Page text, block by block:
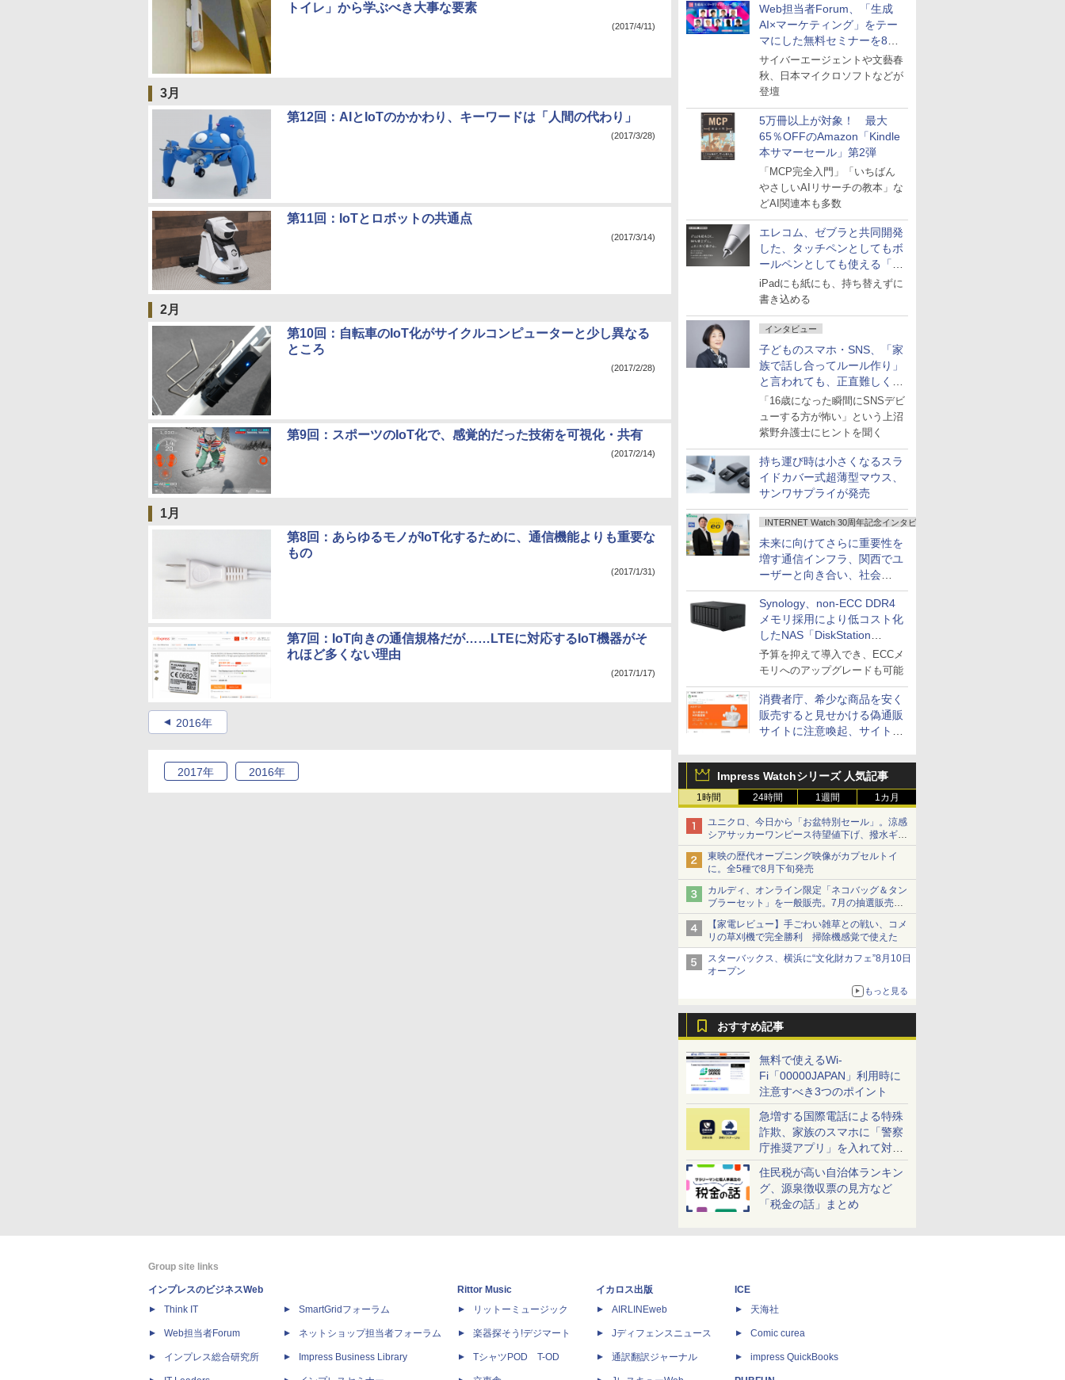
Web担当者Forum、「生成
AI×マーケティング」をテー
マにした無料セミナーを8月
27日にオンライン開催
サイバーエージェントや文藝春
秋、日本マイクロソフトなどが
登壇
5万冊以上が対象！ 最大
65％OFFのAmazon「Kindle
本サマーセール」第2弾
「MCP完全入門」「いちばん
やさしいAIリサーチの教本」な
どAI関連本も多数
エレコム、ゼブラと共同開発
した、タッチペンとしてもボ
ールペンとしても使える「ス
タイラスツーウェイ」発売
iPadにも紙にも、持ち替えずに
書き込める
インタビュー
子どものスマホ・SNS、「家
族で話し合ってルール作り」
と言われても、正直難しくな
いですか？
「16歳になった瞬間にSNSデビ
ューする方が怖い」という上沼
紫野弁護士にヒントを聞く
持ち運び時は小さくなるスラ
イドカバー式超薄型マウス、
サンワサプライが発売
INTERNET Watch 30周年記念インタビュー
未来に向けてさらに重要性を
増す通信インフラ、関西でユ
ーザーと向き合い、社会
の“あたらしい”を起動し続け
る～オプテージ
Synology、non-ECC DDR4
メモリ採用により低コスト化
したNAS「DiskStation
neo+」シリーズ
予算を抑えて導入でき、ECCメ
モリへのアップグレードも可能
消費者庁、希少な商品を安く
販売すると見せかける偽通販
サイトに注意喚起、サイト名
Impress Watchシリーズ 人気記事
1時間 24時間 1週間 1カ月
ユニクロ、今日から「お盆特別セール」。涼感
シアサッカーワンピース待望値下げ、撥水ギア
ショーツは1990円に
東映の歴代オープニング映像がカプセルトイ
に。全5種で8月下旬発売
カルディ、オンライン限定「ネコバッグ＆タン
ブラーセット」を一般販売。7月の抽選販売の
当選無効分
【家電レビュー】手ごわい雑草との戦い、コメ
リの草刈機で完全勝利 掃除機感覚で使えた
スターバックス、横浜に“文化財カフェ”8月10日
オープン
もっと見る
おすすめ記事
無料で使えるWi-
Fi「00000JAPAN」利用時に
注意すべき3つのポイント
急増する国際電話による特殊
詐欺、家族のスマホに「警察
庁推奨アプリ」を入れて対策
しよう！
住民税が高い自治体ランキン
グ、源泉徴収票の見方など
「税金の話」まとめ
トイレ」から学ぶべき大事な要素
(2017/4/11)
3月
第12回：AIとIoTのかかわり、キーワードは「人間の代わり」
(2017/3/28)
第11回：IoTとロボットの共通点
(2017/3/14)
2月
第10回：自転車のIoT化がサイクルコンピューターと少し異なる
ところ
(2017/2/28)
第9回：スポーツのIoT化で、感覚的だった技術を可視化・共有
(2017/2/14)
1月
第8回：あらゆるモノがIoT化するために、通信機能よりも重要な
もの
(2017/1/31)
第7回：IoT向きの通信規格だが……LTEに対応するIoT機器がそ
れほど多くない理由
(2017/1/17)
2016年
2017年 2016年
Group site links
インプレスのビジネスWeb
Think IT
Web担当者Forum
インプレス総合研究所
SmartGridフォーラム
ネットショップ担当者フォーラム
Impress Business Library
Rittor Music
リットーミュージック
楽器探そう!デジマート
TシャツPOD T-OD
イカロス出版
AIRLINEweb
Jディフェンスニュース
通訳翻訳ジャーナル
ICE
天海社
Comic curea
impress QuickBooks